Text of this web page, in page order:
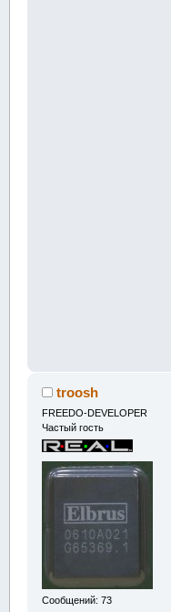
troosh
FREEDO-DEVELOPER
Частый гость
Сообщений: 73